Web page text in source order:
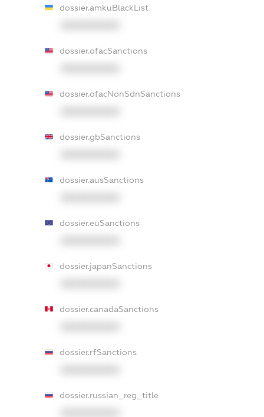
dossier.amkuBlackList
dossier.ofacSanctions
dossier.ofacNonSdnSanctions
dossier.gbSanctions
dossier.ausSanctions
dossier.euSanctions
dossier.japanSanctions
dossier.canadaSanctions
dossier.rfSanctions
dossier.russian_reg_title